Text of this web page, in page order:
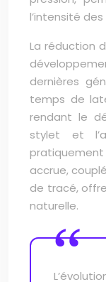
l’intensité
La réduction
dernières
temps de
rendant le
stylet et
accrue,
de tracé,
naturelle.